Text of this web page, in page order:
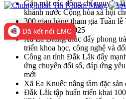
Gặp mặt các đồng chí nguyên
khánh nước Cộng hòa xã hội
300 gian hàng tham gia Tuần
Đắk Lắk năm 2025
Xã Ea Drăng thúc đẩy phong
triển khoa học, công nghệ và
Công an tỉnh Đắk Lắk đẩy
ứng chuyển đổi số, đáp ứng
mới
Xã Ea Knuếc nâng tầm đặc
Đắk Lắk tập huấn triển khai
Đã kết nối EMC